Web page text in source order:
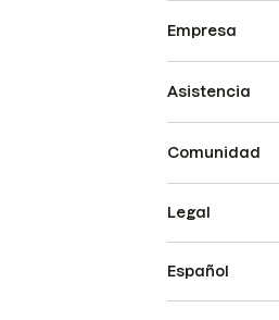
Empresa
Asistencia
Comunidad
Legal
Español